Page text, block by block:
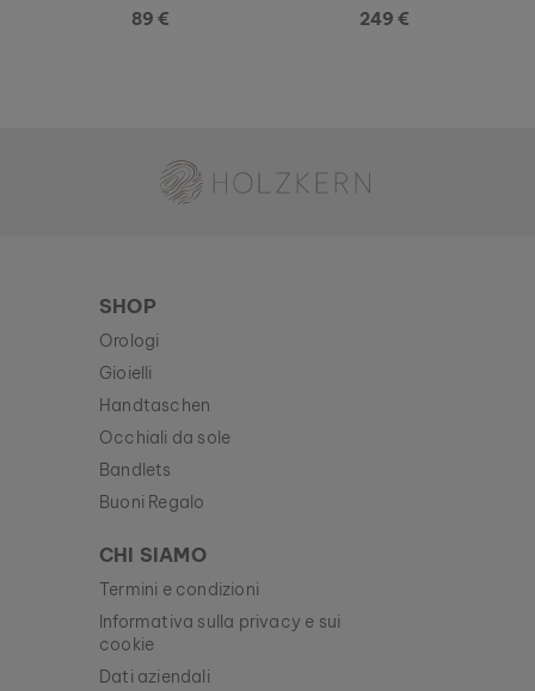
89 € 249 €
SHOP
Orologi
Gioielli
Handtaschen
Occhiali da sole
Bandlets
Buoni Regalo
CHI SIAMO
Termini e condizioni
Informativa sulla privacy e sui
cookie
Dati aziendali